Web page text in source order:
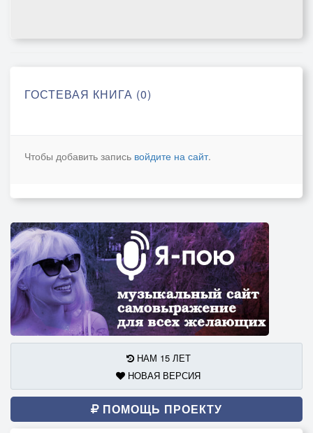
ГОСТЕВАЯ КНИГА (0)
Чтобы добавить запись войдите на сайт.
НАМ 15 ЛЕТ
НОВАЯ ВЕРСИЯ
ПОМОЩЬ ПРОЕКТУ